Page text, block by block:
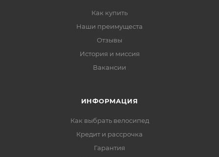
Как купить
Наши преимущеста
Отзывы
История и миссия
Вакансии
ИНФОРМАЦИЯ
Как выбрать велосипед
Кредит и рассрочка
Гарантия